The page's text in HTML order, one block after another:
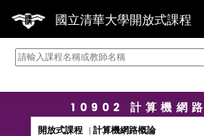
國立清華大學開放式課程
【7/31】114學
10902 計算機網
開放式課程
計算機網路概論